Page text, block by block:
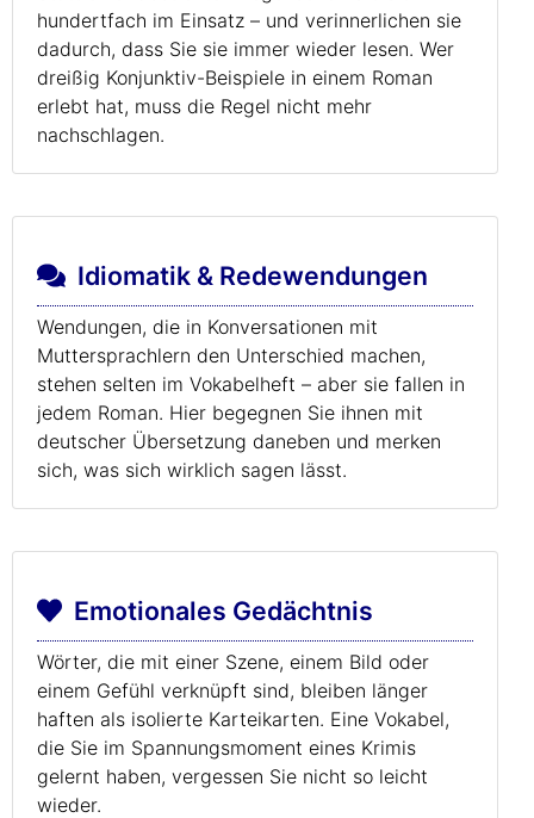
hundertfach im Einsatz – und verinnerlichen sie
dadurch, dass Sie sie immer wieder lesen. Wer
dreißig Konjunktiv-Beispiele in einem Roman
erlebt hat, muss die Regel nicht mehr
nachschlagen.
Idiomatik & Redewendungen
Wendungen, die in Konversationen mit
Muttersprachlern den Unterschied machen,
stehen selten im Vokabelheft – aber sie fallen in
jedem Roman. Hier begegnen Sie ihnen mit
deutscher Übersetzung daneben und merken
sich, was sich wirklich sagen lässt.
Emotionales Gedächtnis
Wörter, die mit einer Szene, einem Bild oder
einem Gefühl verknüpft sind, bleiben länger
haften als isolierte Karteikarten. Eine Vokabel,
die Sie im Spannungsmoment eines Krimis
gelernt haben, vergessen Sie nicht so leicht
wieder.